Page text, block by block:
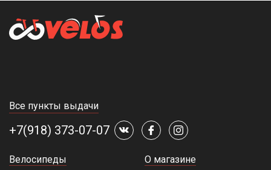
Все пункты выдачи
+7(918) 373-07-07
Велосипеды
О магазине